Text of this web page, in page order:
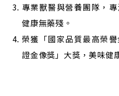
專業獸醫與營養團隊，
健康無藥殘。
榮獲「國家品質最高榮
證金像獎」大獎，美味健